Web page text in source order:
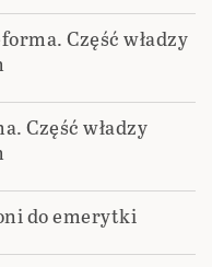
Część władzy
Część władzy
do emerytki